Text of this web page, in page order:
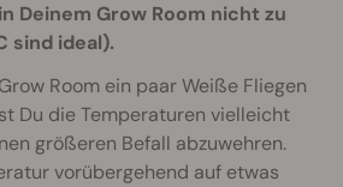
Deinem Grow Room nicht zu
sind ideal).
Room ein paar Weiße Fliegen
Du die Temperaturen vielleicht
größeren Befall abzuwehren.
vorübergehend auf etwas